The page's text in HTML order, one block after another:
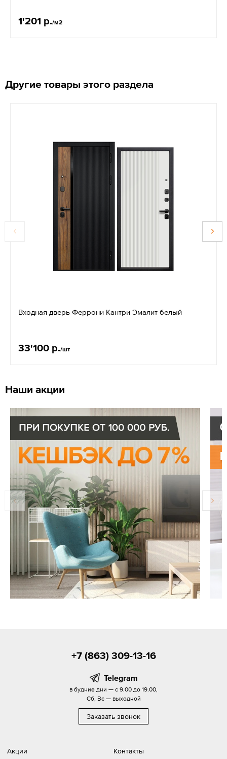
1'201 р./м2
Другие товары этого раздела
Входная дверь Феррони Кантри Эмалит белый
33'100 р./шт
Наши акции
Акции
Контакты
+7 (863) 309-13-16
Telegram
в будние дни — с 9.00 до 19.00,
Сб, Вс — выходной
Заказать звонок